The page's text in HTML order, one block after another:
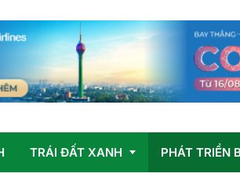
TRÁI ĐẤT XANH PHÁT TRIỂN